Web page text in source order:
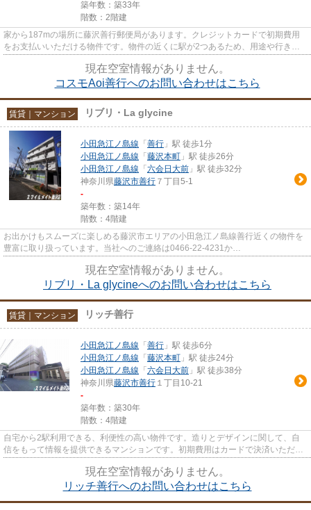
築年数：築33年
階数：2階建
家から187mの場所に藤沢善行郵便局があります。クレジットカードで初期費用
をお支払いいただける物件です。物件の近くに駅が2つあるため、用途や行き先
現在空室情報がありません。
コスモAoi善行へのお問い合わせはこちら
賃貸｜マンション リブリ・La glycine
小田急江ノ島線 「 善行 」駅 徒歩1分
小田急江ノ島線 「 藤沢本町 」駅 徒歩26分
小田急江ノ島線 「 六会日大前 」駅 徒歩32分
神奈川県藤沢市善行 ７丁目5-1
-
築年数：築14年
階数：4階建
お出かけもスムーズに楽しめる藤沢市エリアの小田急江ノ島線善行近くの物件を
豊富に取り扱っています。当社へのご連絡は0466-22-4231か
現在空室情報がありません。
リブリ・La glycineへのお問い合わせはこちら
賃貸｜マンション リッチ善行
小田急江ノ島線 「 善行 」駅 徒歩6分
小田急江ノ島線 「 藤沢本町 」駅 徒歩24分
小田急江ノ島線 「 六会日大前 」駅 徒歩38分
神奈川県藤沢市善行 １丁目10-21
-
築年数：築30年
階数：4階建
自宅から2駅利用できる、利便性の高い物件です。造りとデザインに関して、自
信をもって情報を提供できるマンションです。初期費用はカードで決済いただけ
現在空室情報がありません。
リッチ善行へのお問い合わせはこちら